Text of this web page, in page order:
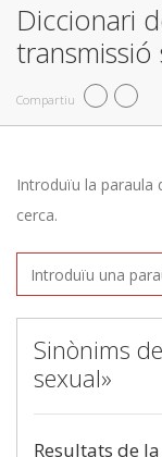
Diccionari
transmissió
Compartiu
Introduïu la paraula
cerca.
Sinònims
sexual»
Resultats de